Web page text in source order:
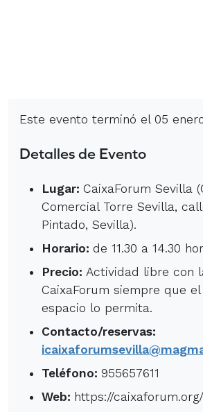
Este evento terminó el 05
Detalles de Evento
Lugar: CaixaForum Sevilla
Comercial Torre Sevilla,
Pintado, Sevilla).
Horario: de 11.30 a 14.30
Precio: Actividad libre con
CaixaForum siempre que
espacio lo permita.
Contacto/reservas:
Teléfono: 955657611
Web: https://